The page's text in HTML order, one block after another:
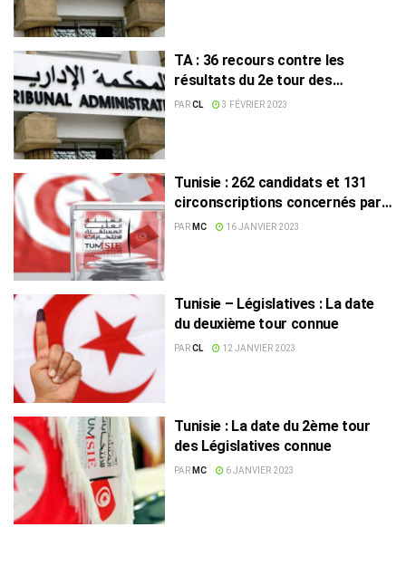
TA : 36 recours contre les
résultats du 2e tour des
législatives
PARCL 3 FÉVRIER 2023
Tunisie : 262 candidats et 131
circonscriptions concernés par
le 2e tour des législatives
PAR MC 16 JANVIER 2023
Tunisie – Législatives : La date
du deuxième tour connue
PARCL 12 JANVIER 2023
Tunisie : La date du 2ème tour
des Législatives connue
PAR MC 6 JANVIER 2023